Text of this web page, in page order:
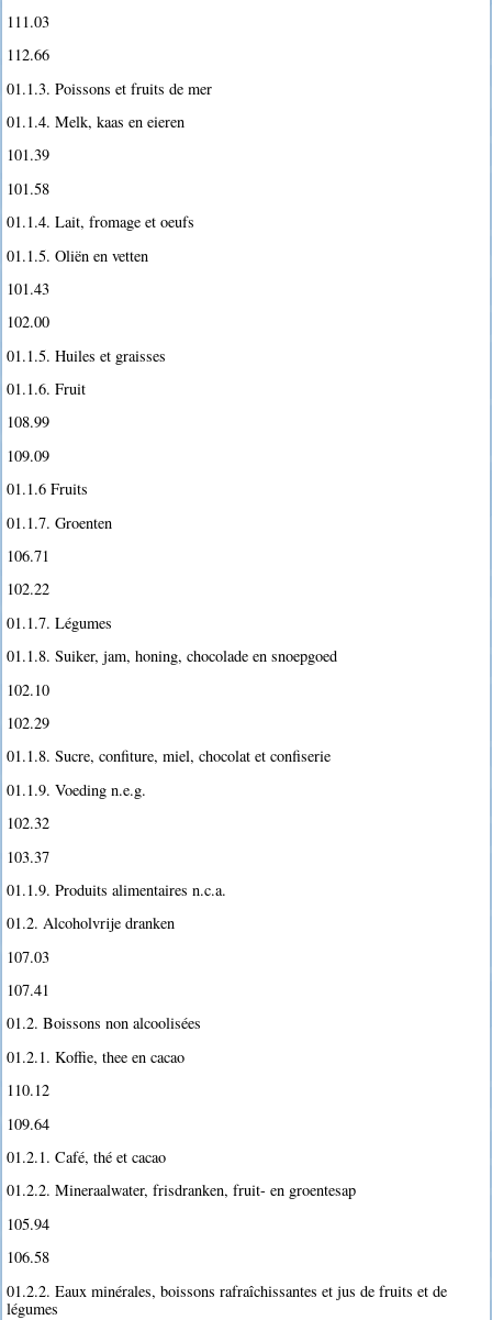
111.03
112.66
01.1.3. Poissons et fruits de mer
01.1.4. Melk, kaas en eieren
101.39
101.58
01.1.4. Lait, fromage et oeufs
01.1.5. Oliën en vetten
101.43
102.00
01.1.5. Huiles et graisses
01.1.6. Fruit
108.99
109.09
01.1.6 Fruits
01.1.7. Groenten
106.71
102.22
01.1.7. Légumes
01.1.8. Suiker, jam, honing, chocolade en snoepgoed
102.10
102.29
01.1.8. Sucre, confiture, miel, chocolat et confiserie
01.1.9. Voeding n.e.g.
102.32
103.37
01.1.9. Produits alimentaires n.c.a.
01.2. Alcoholvrije dranken
107.03
107.41
01.2. Boissons non alcoolisées
01.2.1. Koffie, thee en cacao
110.12
109.64
01.2.1. Café, thé et cacao
01.2.2. Mineraalwater, frisdranken, fruit- en groentesap
105.94
106.58
01.2.2. Eaux minérales, boissons rafraîchissantes et jus de fruits et de
légumes